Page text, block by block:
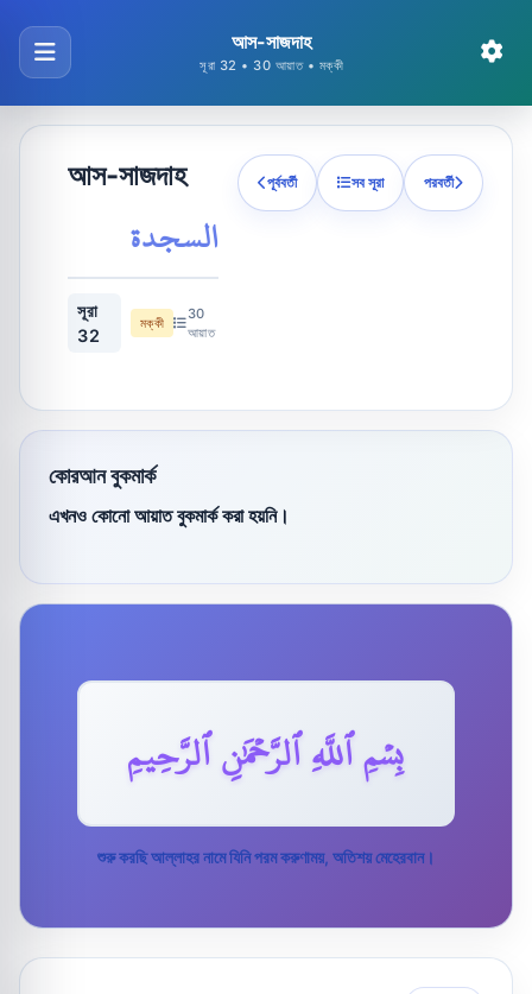
আস-সাজদাহ
সূরা 32 • 30 আয়াত • মক্কী
আস-সাজদাহ
السجدة
সূরা
32
মক্কী
30
আয়াত
পূর্ববর্তী সব সূরা পরবর্তী
কোরআন বুকমার্ক
এখনও কোনো আয়াত বুকমার্ক করা হয়নি।
بِسۡمِ ٱللَّهِ ٱلرَّحۡمَٰنِ ٱلرَّحِيمِ
শুরু করছি আল্লাহর নামে যিনি পরম করুণাময়, অতিশয় মেহেরবান।